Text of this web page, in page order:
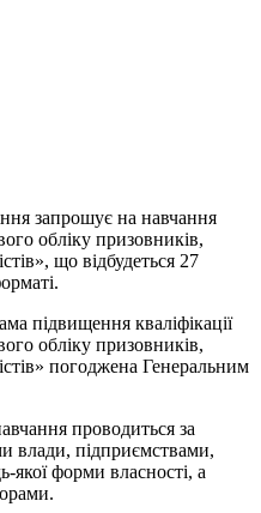
запрошує на навчання
обліку призовників,
що відбудеться 27
підвищення кваліфікації
обліку призовників,
погоджена Генеральним
проводиться за
влади, підприємствами,
якої форми власності, а